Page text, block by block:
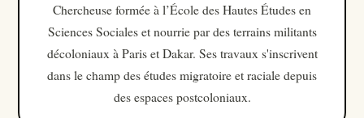
Chercheuse formée à l’École des Hautes Études en
Sciences Sociales et nourrie par des terrains militants
décoloniaux à Paris et Dakar. Ses travaux s'inscrivent
dans le champ des études migratoire et raciale depuis
des espaces postcoloniaux.